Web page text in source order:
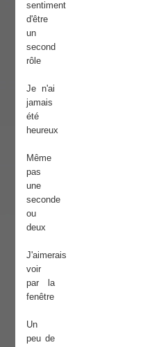
sentiment
d'être
un
second
rôle
Je n'ai
jamais
été
heureux
Même
pas
une
seconde
ou
deux
J'aimerais
voir
par la
fenêtre
Un
peu de